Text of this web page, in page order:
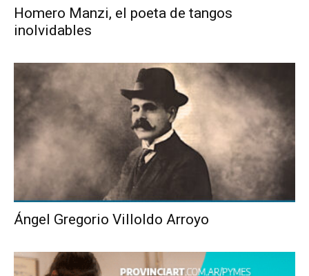
Homero Manzi, el poeta de tangos
inolvidables
Ángel Gregorio Villoldo Arroyo